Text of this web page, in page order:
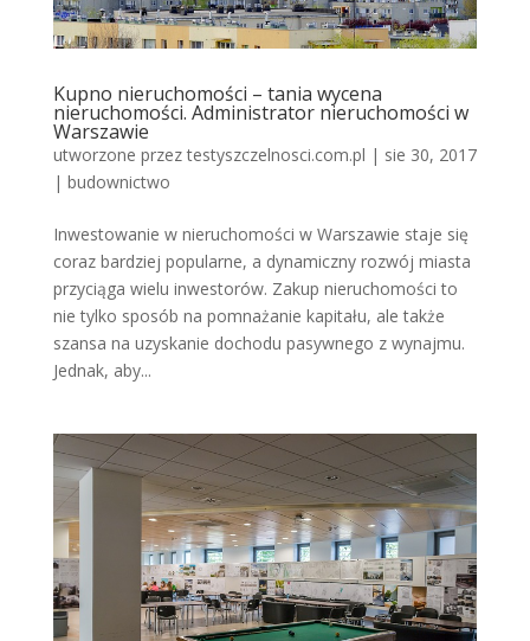
Kupno nieruchomości – tania wycena
nieruchomości. Administrator nieruchomości w
Warszawie
utworzone przeztestyszczelnosci.com.pl | sie 30, 2017
| budownictwo
Inwestowanie w nieruchomości w Warszawie staje się
coraz bardziej popularne, a dynamiczny rozwój miasta
przyciąga wielu inwestorów. Zakup nieruchomości to
nie tylko sposób na pomnażanie kapitału, ale także
szansa na uzyskanie dochodu pasywnego z wynajmu.
Jednak, aby...